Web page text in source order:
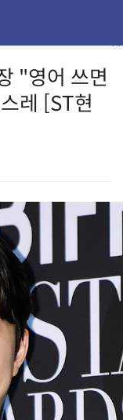
"영어 쓰면
레 [ST현